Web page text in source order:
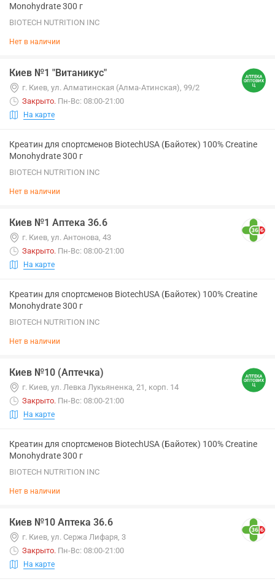
Monohydrate 300 г
BIOTECH NUTRITION INC
Нет в наличии
Киев №1 "Витаникус"
г. Киев, ул. Алматинская (Алма-Атинская), 99/2
Закрыто. Пн-Вс: 08:00-21:00
На карте
Креатин для спортсменов BiotechUSA (Байотек) 100% Creatine
Monohydrate 300 г
BIOTECH NUTRITION INC
Нет в наличии
Киев №1 Аптека 36.6
г. Киев, ул. Антонова, 43
Закрыто. Пн-Вс: 08:00-21:00
На карте
Креатин для спортсменов BiotechUSA (Байотек) 100% Creatine
Monohydrate 300 г
BIOTECH NUTRITION INC
Нет в наличии
Киев №10 (Аптечка)
г. Киев, ул. Левка Лукьяненка, 21, корп. 14
Закрыто. Пн-Вс: 08:00-21:00
На карте
Креатин для спортсменов BiotechUSA (Байотек) 100% Creatine
Monohydrate 300 г
BIOTECH NUTRITION INC
Нет в наличии
Киев №10 Аптека 36.6
г. Киев, ул. Сержа Лифаря, 3
Закрыто. Пн-Вс: 08:00-21:00
На карте